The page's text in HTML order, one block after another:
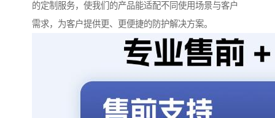
的定制服务，使我们的产品能适配不同使用场景与客户
需求，为客户提供更、更便捷的防护解决方案。